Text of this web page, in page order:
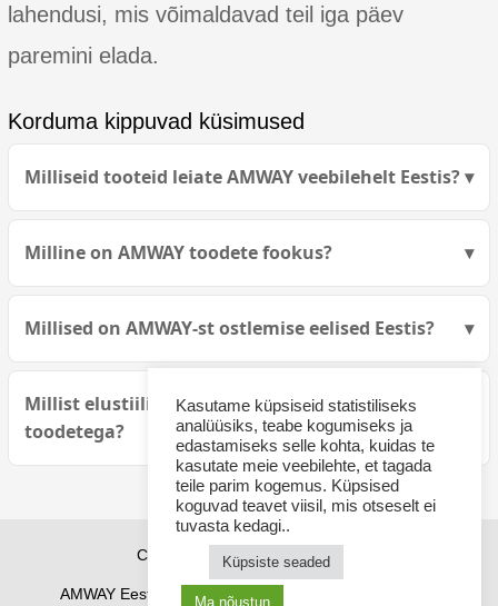
lahendusi, mis võimaldavad teil iga päev
paremini elada.
Korduma kippuvad küsimused
Milliseid tooteid leiate AMWAY veebilehelt Eestis?
Milline on AMWAY toodete fookus?
Millised on AMWAY-st ostlemise eelised Eestis?
Millist elustiili propageerib AMWAY oma
toodetega?
Copyright © 2026 sponsor21.ee
AMWAY Eestis AMWAY tooted
Kasutame küpsiseid statistiliseks
analüüsiks, teabe kogumiseks ja
edastamiseks selle kohta, kuidas te
kasutate meie veebilehte, et tagada
teile parim kogemus. Küpsised
koguvad teavet viisil, mis otseselt ei
tuvasta kedagi..
Küpsiste seaded
Ma nõustun